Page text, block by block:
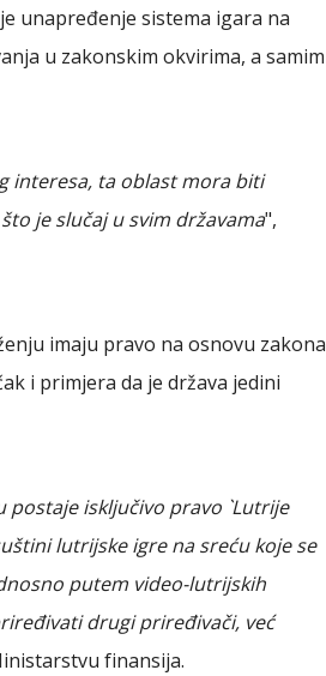
unapređenje sistema igara na
u zakonskim okvirima, a samim
interesa, ta oblast mora biti
je slučaj u svim državama",
imaju pravo na osnovu zakona
i primjera da je država jedini
postaje isključivo pravo `Lutrije
lutrijske igre na sreću koje se
putem video-lutrijskih
drugi priređivači, već
finansija.